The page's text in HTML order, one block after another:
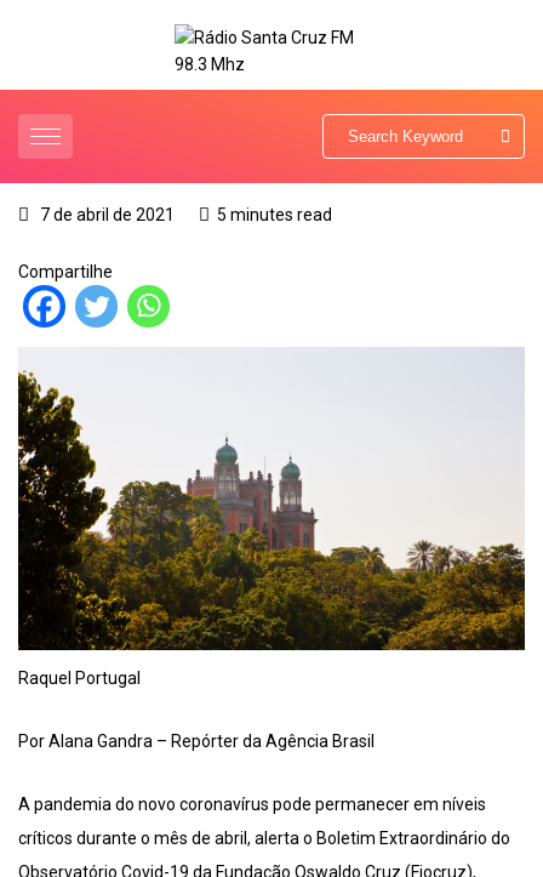
7 de abril de 2021 5 minutes read
Compartilhe
Raquel Portugal
Por Alana Gandra – Repórter da Agência Brasil
A pandemia do novo coronavírus pode permanecer em níveis
críticos durante o mês de abril, alerta o Boletim Extraordinário do
Observatório Covid-19 da Fundação Oswaldo Cruz (Fiocruz),